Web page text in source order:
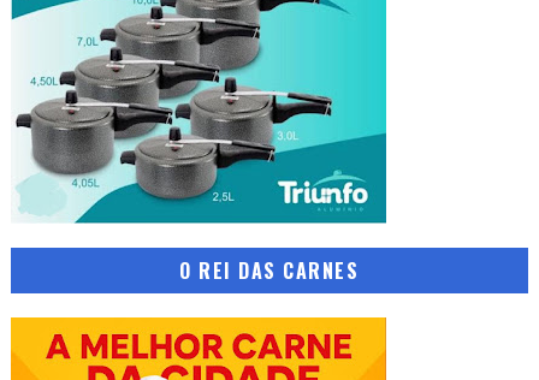
O REI DAS CARNES